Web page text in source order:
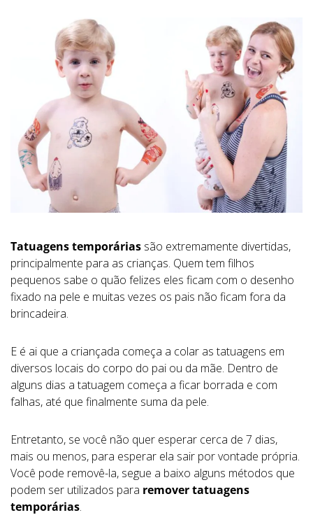
Tatuagens temporárias são extremamente divertidas,
principalmente para as crianças. Quem tem filhos
pequenos sabe o quão felizes eles ficam com o desenho
fixado na pele e muitas vezes os pais não ficam fora da
brincadeira.
E é ai que a criançada começa a colar as tatuagens em
diversos locais do corpo do pai ou da mãe. Dentro de
alguns dias a tatuagem começa a ficar borrada e com
falhas, até que finalmente suma da pele.
Entretanto, se você não quer esperar cerca de 7 dias,
mais ou menos, para esperar ela sair por vontade própria.
Você pode removê-la, segue a baixo alguns métodos que
podem ser utilizados para remover tatuagens
temporárias.